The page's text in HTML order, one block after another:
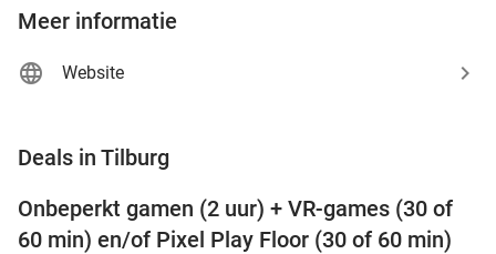
Meer informatie
Website
Deals in Tilburg
49%
Onbeperkt gamen (2 uur) + VR-games (30 of
60 min) en/of Pixel Play Floor (30 of 60 min)